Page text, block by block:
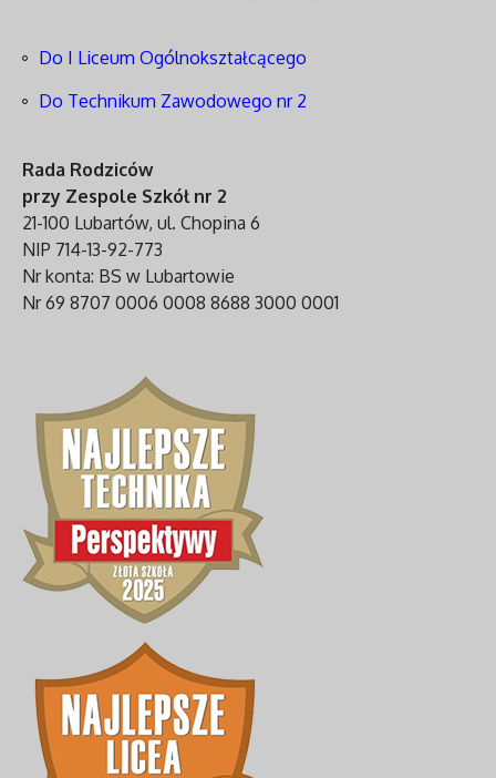
Do I Liceum Ogólnokształcącego
Do Technikum Zawodowego nr 2
Rada Rodziców
przy Zespole Szkół nr 2
21-100 Lubartów, ul. Chopina 6
NIP 714-13-92-773
Nr konta: BS w Lubartowie
Nr 69 8707 0006 0008 8688 3000 0001